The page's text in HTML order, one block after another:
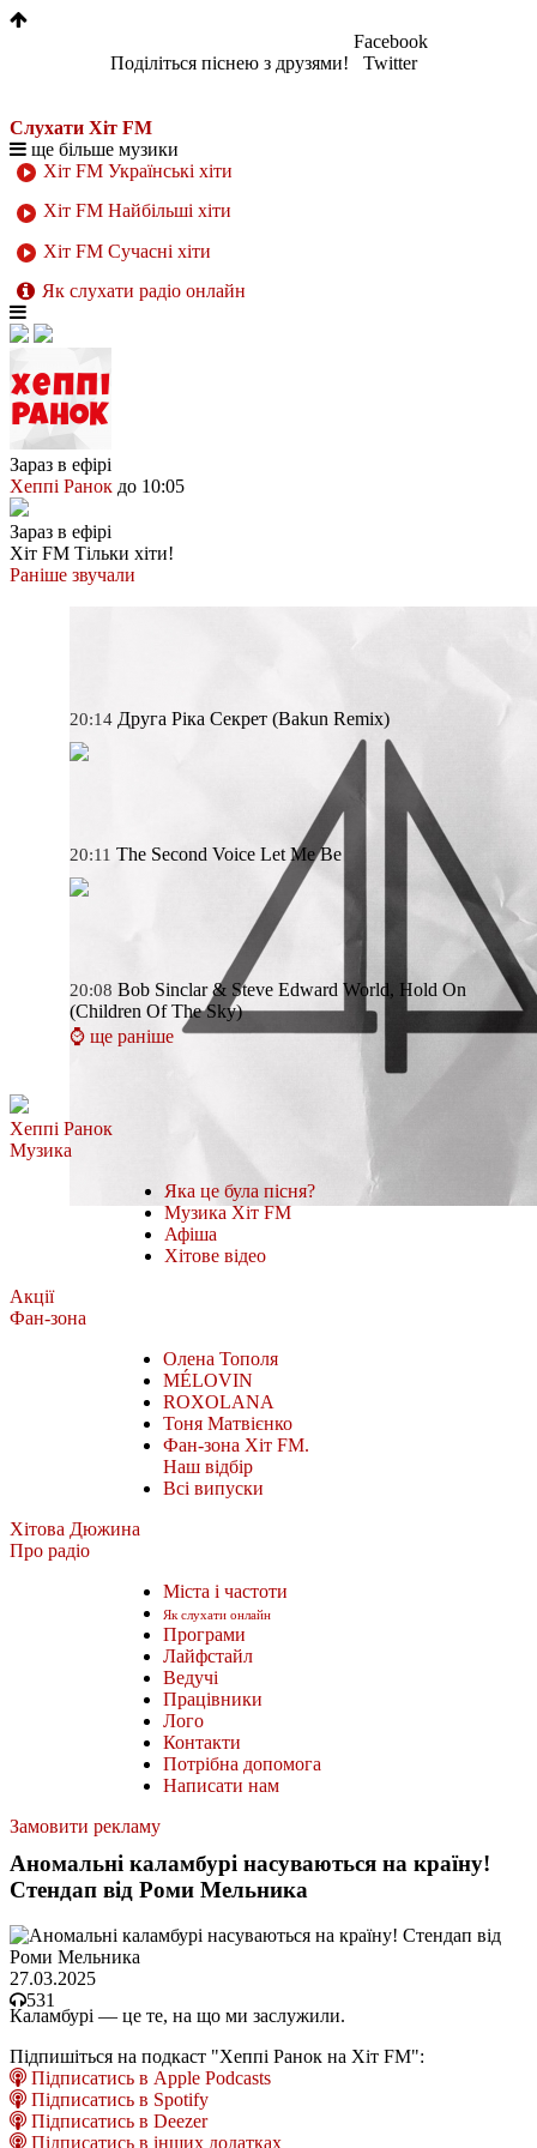
Поділіться піснею з друзями!
Facebook
Twitter
Слухати Хіт FM
ще більше музики
Хіт FM Українські хіти
Хіт FM Найбільші хіти
Хіт FM Сучасні хіти
Як слухати радіо онлайн
Зараз в ефірі
Хеппі Ранок до 10:05
Зараз в ефірі
Хіт FM Тільки хіти!
Раніше звучали
20:14 Друга Ріка Секрет (Bakun Remix)
20:11 The Second Voice Let Me Be
20:08 Bob Sinclar & Steve Edward World, Hold On
(Children Of The Sky)
⌚ ще раніше
Хеппі Ранок
Музика
Яка це була пісня?
Музика Хіт FM
Афіша
Хітове відео
Акції
Фан-зона
Олена Тополя
MÉLOVIN
ROXOLANA
Тоня Матвієнко
Фан-зона Хіт FM.
Наш відбір
Всі випуски
Хітова Дюжина
Про радіо
Міста і частоти
Як слухати онлайн
Програми
Лайфстайл
Ведучі
Працівники
Лого
Контакти
Потрібна допомога
Написати нам
Замовити рекламу
Аномальні каламбурі насуваються на країну!
Стендап від Роми Мельника
27.03.2025
531
Каламбурі — це те, на що ми заслужили.
Підпишіться на подкаст "Хеппі Ранок на Хіт FM":
Підписатись в Apple Podcasts
Підписатись в Spotify
Підписатись в Deezer
Підписатись в інших додатках